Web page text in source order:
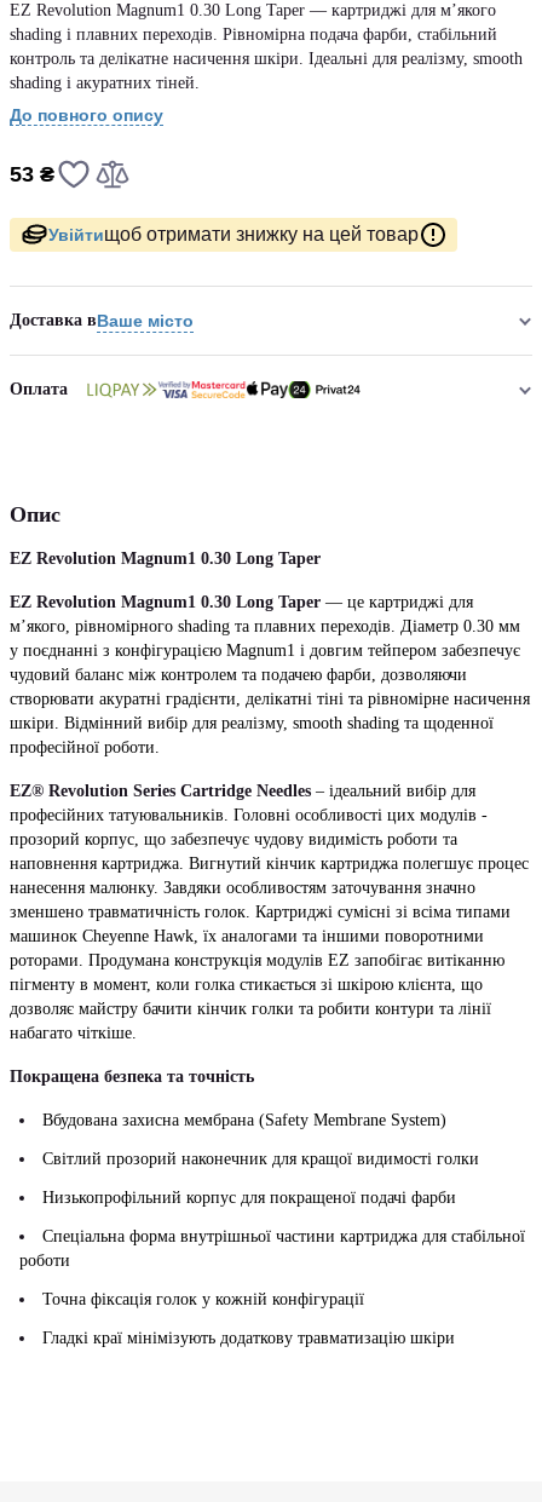
EZ Revolution Magnum1 0.30 Long Taper — картриджі для м’якого
shading і плавних переходів. Рівномірна подача фарби, стабільний
контроль та делікатне насичення шкіри. Ідеальні для реалізму, smooth
shading і акуратних тіней.
До повного опису
53 ₴
Увійтищоб отримати знижку на цей товар
Доставка вВаше місто
Оплата
Опис
EZ Revolution Magnum1 0.30 Long Taper
EZ Revolution Magnum1 0.30 Long Taper — це картриджі для
м’якого, рівномірного shading та плавних переходів. Діаметр 0.30 мм
у поєднанні з конфігурацією Magnum1 і довгим тейпером забезпечує
чудовий баланс між контролем та подачею фарби, дозволяючи
створювати акуратні градієнти, делікатні тіні та рівномірне насичення
шкіри. Відмінний вибір для реалізму, smooth shading та щоденної
професійної роботи.
EZ® Revolution Series Cartridge Needles – ідеальний вибір для
професійних татуювальників. Головні особливості цих модулів -
прозорий корпус, що забезпечує чудову видимість роботи та
наповнення картриджа. Вигнутий кінчик картриджа полегшує процес
нанесення малюнку. Завдяки особливостям заточування значно
зменшено травматичність голок. Картриджі сумісні зі всіма типами
машинок Cheyenne Hawk, їх аналогами та іншими поворотними
роторами. Продумана конструкція модулів EZ запобігає витіканню
пігменту в момент, коли голка стикається зі шкірою клієнта, що
дозволяє майстру бачити кінчик голки та робити контури та лінії
набагато чіткіше.
Покращена безпека та точність
Вбудована захисна мембрана (Safety Membrane System)
Світлий прозорий наконечник для кращої видимості голки
Низькопрофільний корпус для покращеної подачі фарби
Спеціальна форма внутрішньої частини картриджа для стабільної
роботи
Точна фіксація голок у кожній конфігурації
Гладкі краї мінімізують додаткову травматизацію шкіри